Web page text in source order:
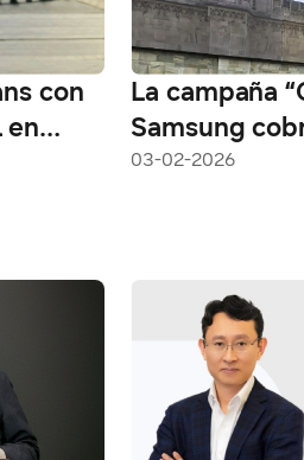
con
en
La campaña
Samsung
03-02-2026